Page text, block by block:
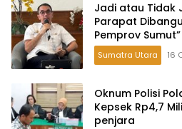
Jadi atau Tidak
Parapat
Pemprov Sumut”
Sumatra Utara 16
Oknum Polisi
Kepsek Rp4,7
penjara